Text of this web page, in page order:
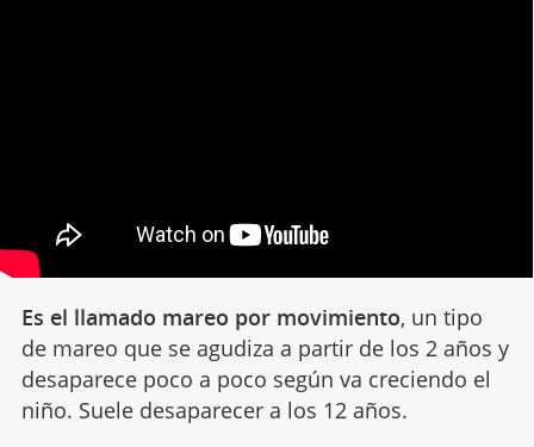
Es el llamado mareo por movimiento, un tipo
de mareo que se agudiza a partir de los 2 años y
desaparece poco a poco según va creciendo el
niño. Suele desaparecer a los 12 años.